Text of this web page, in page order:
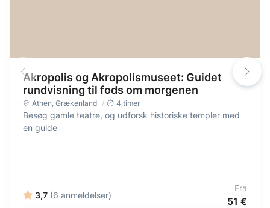
Akropolis og Akropolismuseet: Guidet
rundvisning til fods om morgenen
Athen Grækenland 4 timer
Besøg gamle teatre, og udforsk historiske templer med
en guide
3,7 (6 anmeldelser)
Fra
51 €